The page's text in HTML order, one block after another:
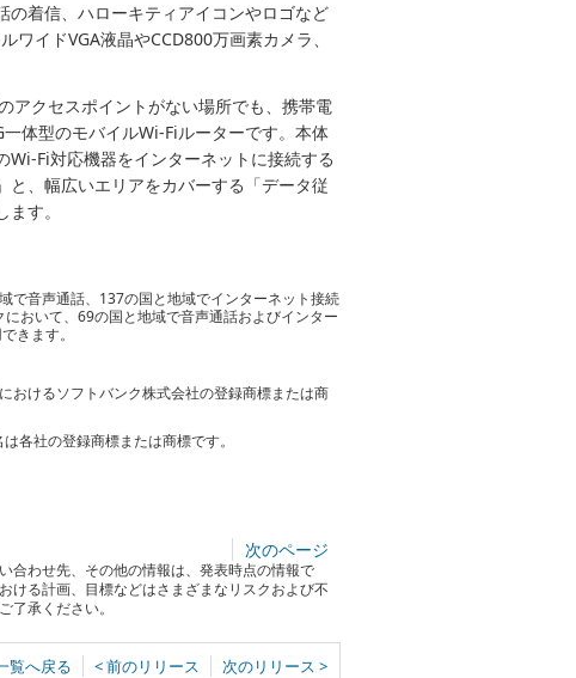
着信、ハローキティアイコンやロゴなど
イドVGA液晶やCCD800万画素カメラ、
アクセスポイントがない場所でも、携帯電
体型のモバイルWi-Fiルーターです。本体
Fi対応機器をインターネットに接続する
、幅広いエリアをカバーする「データ従
す。
で音声通話、137の国と地域でインターネット接続
おいて、69の国と地域で音声通話およびインター
きます。
おけるソフトバンク株式会社の登録商標または商
各社の登録商標または商標です。
次のページ
合わせ先、その他の情報は、発表時点の情報で
ける計画、目標などはさまざまなリスクおよび不
承ください。
覧へ戻る < 前のリリース 次のリリース >